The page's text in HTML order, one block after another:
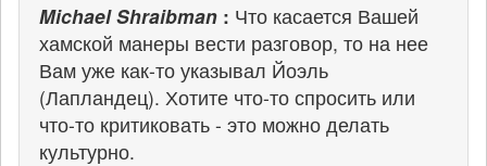
Michael Shraibman: Что касается Вашей
хамской манеры вести разговор, то на нее
Вам уже как-то указывал Йоэль
(Лапландец). Хотите что-то спросить или
что-то критиковать - это можно делать
культурно.